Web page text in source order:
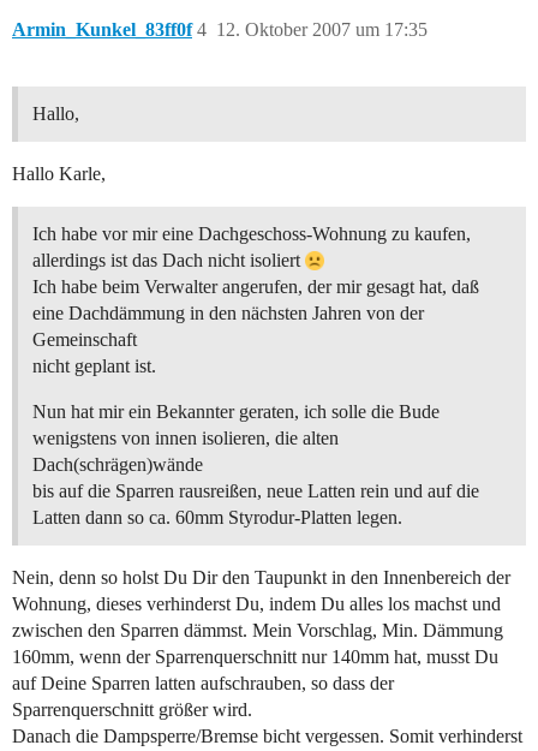
Armin_Kunkel_83ff0f 12. Oktober 2007 um 17:35
4
Hallo,
Hallo Karle,
Ich habe vor mir eine Dachgeschoss-Wohnung zu kaufen,
allerdings ist das Dach nicht isoliert
Ich habe beim Verwalter angerufen, der mir gesagt hat, daß
eine Dachdämmung in den nächsten Jahren von der
Gemeinschaft
nicht geplant ist.
Nun hat mir ein Bekannter geraten, ich solle die Bude
wenigstens von innen isolieren, die alten
Dach(schrägen)wände
bis auf die Sparren rausreißen, neue Latten rein und auf die
Latten dann so ca. 60mm Styrodur-Platten legen.
Nein, denn so holst Du Dir den Taupunkt in den Innenbereich der
Wohnung, dieses verhinderst Du, indem Du alles los machst und
zwischen den Sparren dämmst. Mein Vorschlag, Min. Dämmung
160mm, wenn der Sparrenquerschnitt nur 140mm hat, musst Du
auf Deine Sparren latten aufschrauben, so dass der
Sparrenquerschnitt größer wird.
Danach die Dampsperre/Bremse bicht vergessen. Somit verhinderst